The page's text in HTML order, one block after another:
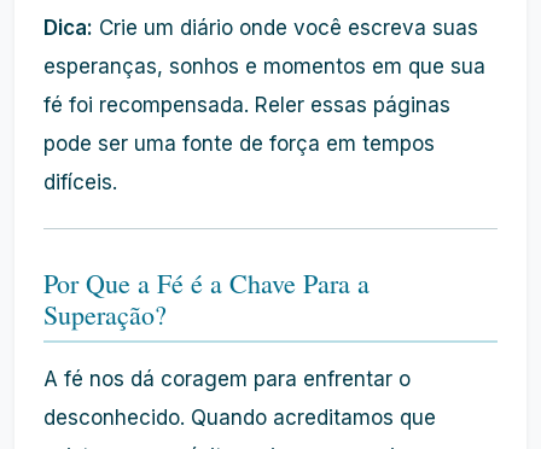
Dica: Crie um diário onde você escreva suas
esperanças, sonhos e momentos em que sua
fé foi recompensada. Reler essas páginas
pode ser uma fonte de força em tempos
difíceis.
Por Que a Fé é a Chave Para a
Superação?
A fé nos dá coragem para enfrentar o
desconhecido. Quando acreditamos que